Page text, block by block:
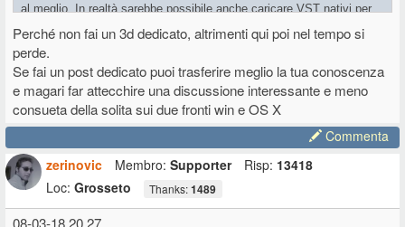
al meglio. In realtà sarebbe possibile anche caricare VST nativi per
provato).
Un synth decente dal nome impronunciabile è Zynaddsubfx, seguito
dalla suite Calf di effetti e strumenti. Come hammond uso setBfree,
meglio che niente anche se l'overdrive non si può sentire... Sto
sperimentando i campioni della "No Budget Orchestra", un nome un
In passato gestivo il setup con uno script bash richiamando le
applicazioni standalone o LV2+host minimale e connettendole a Jack
Perché non fai un 3d dedicato, altrimenti qui poi nel tempo si
perde.
Se fai un post dedicato puoi trasferire meglio la tua conoscenza
e magari far attecchire una discussione interessante e meno
consueta della solita sui due fronti win e OS X
Commenta
zerinovic
Membro: Supporter Risp: 13418
Loc: Grosseto Thanks:1489
08-03-18 20.27